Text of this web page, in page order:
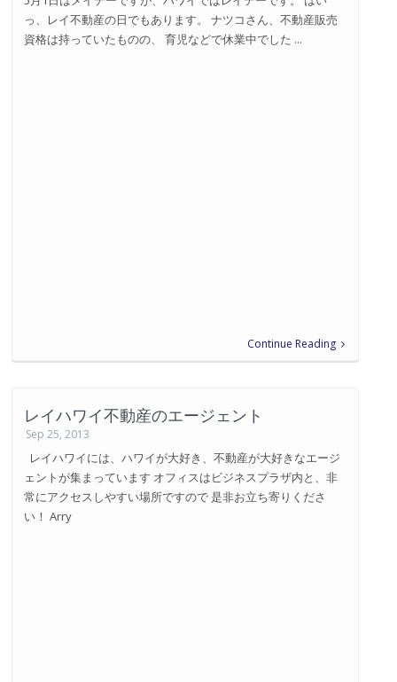
っ、レイ不動産の日でもあります。 ナツコさん、不動産販売
資格は持っていたものの、 育児などで休業中でした ...
Continue Reading
レイハワイ不動産のエージェント
Sep 25, 2013
レイハワイには、ハワイが大好き、不動産が大好きなエージ
ェントが集まっています オフィスはビジネスプラザ内と、非
常にアクセスしやすい場所ですので 是非お立ち寄りくださ
い！ Arry